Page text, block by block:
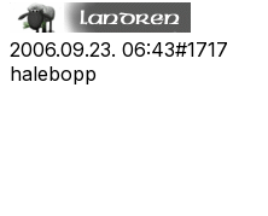
2006.09.23. 06:43#1717
halebopp